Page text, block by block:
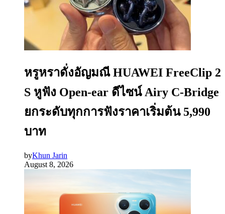
หรูหราดั่งอัญมณี HUAWEI FreeClip 2
S หูฟัง Open-ear ดีไซน์ Airy C-Bridge
ยกระดับทุกการฟังราคาเริ่มต้น 5,990
บาท
byKhun Jarin
August 8, 2026